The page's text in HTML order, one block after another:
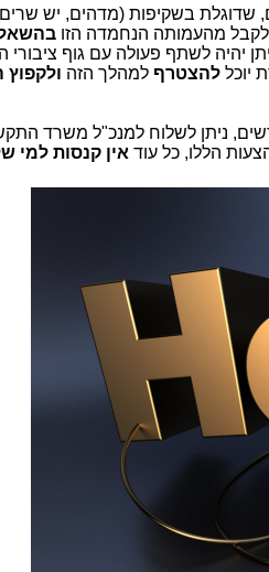
שדוגלת בשקיפות (מדהים, יש
לקבל מהעמותה הנחמדה הזו
יהיה לשתף פעולה עם גוף ציבורי
יוכללהצטרףלמהלך הזה ולקפוץ
ניתן לשלוח למנכ"ל משרד
הללו, כל עוד אין קנסות למי